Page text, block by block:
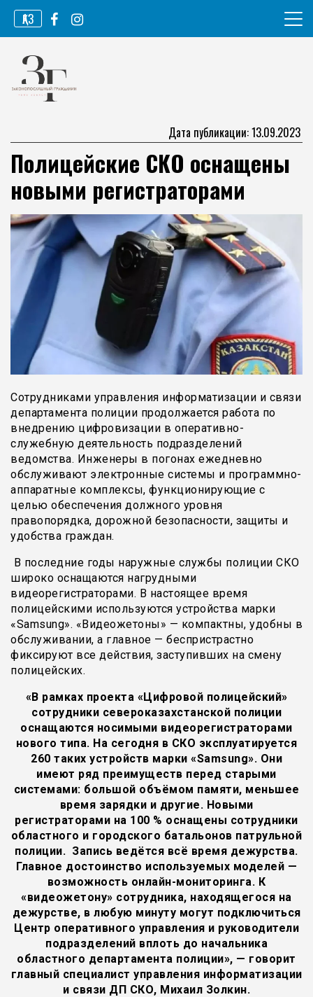
Перейти
содержимому
ҚАЗ
Законопослушный гражданин
Дата публикации: 13.09.2023
Полицейские СКО оснащены
новыми регистраторами
Сотрудниками управления информатизации и связи
департамента полиции продолжается работа по
внедрению цифровизации в оперативно-
служебную деятельность подразделений
ведомства. Инженеры в погонах ежедневно
обслуживают электронные системы и программно-
аппаратные комплексы, функционирующие с
целью обеспечения должного уровня
правопорядка, дорожной безопасности, защиты и
удобства граждан.
В последние годы наружные службы полиции СКО
широко оснащаются нагрудными
видеорегистраторами. В настоящее время
полицейскими используются устройства марки
«Samsung». «Видеожетоны» — компактны, удобны в
обслуживании, а главное — беспристрастно
фиксируют все действия, заступивших на смену
полицейских.
«В рамках проекта «Цифровой полицейский»
сотрудники североказахстанской полиции
оснащаются носимыми видеорегистраторами
нового типа. На сегодня в СКО эксплуатируется
260 таких устройств марки «Samsung». Они
имеют ряд преимуществ перед старыми
системами: большой объёмом памяти, меньшее
время зарядки и другие. Новыми
регистраторами на 100 % оснащены сотрудники
областного и городского батальонов патрульной
полиции. Запись ведётся всё время дежурства.
Главное достоинство используемых моделей —
возможность онлайн-мониторинга. К
«видеожетону» сотрудника, находящегося на
дежурстве, в любую минуту могут подключиться
Центр оперативного управления и руководители
подразделений вплоть до начальника
областного департамента полиции», — говорит
главный специалист управления информатизации
и связи ДП СКО, Михаил Золкин.